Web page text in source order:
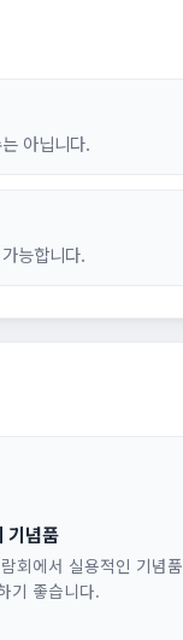
아닙니다.
능합니다.
기념품
회에서 실용적인 기념품
기 좋습니다.